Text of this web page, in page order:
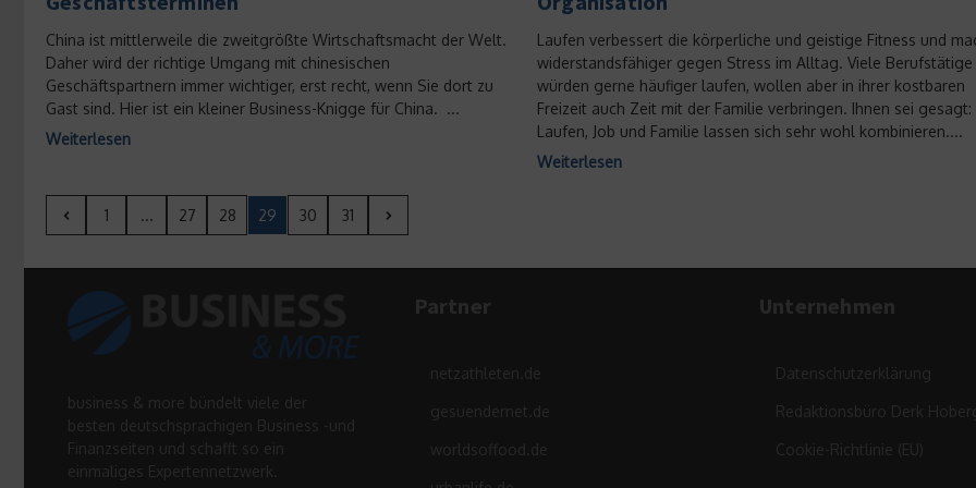
China ist mittlerweile die zweitgrößte Wirtschaftsmacht der Welt.
Daher wird der richtige Umgang mit chinesischen
Geschäftspartnern immer wichtiger, erst recht, wenn Sie dort zu
Gast sind. Hier ist ein kleiner Business-Knigge für China. ...
Weiterlesen
Laufen verbessert die körperliche und geistige Fitness und
widerstandsfähiger gegen Stress im Alltag. Viele Berufstätige
würden gerne häufiger laufen, wollen aber in ihrer kostbaren
Freizeit auch Zeit mit der Familie verbringen. Ihnen sei gesagt:
Laufen, Job und Familie lassen sich sehr wohl kombinieren....
Weiterlesen
1 ... 27 28 29 30 31
business & more bündelt viele der
besten deutschsprachigen Business -und
Finanzseiten und schafft so ein
einmaliges Expertennetzwerk.
Partner
netzathleten.de
gesuendernet.de
worldsoffood.de
Unternehmen
Datenschutzerklärung
Redaktionsbüro Derk
Cookie-Richtlinie (EU)